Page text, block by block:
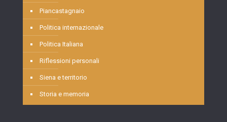
Piancastagnaio
Politica internazionale
Politica Italiana
Riflessioni personali
Siena e territorio
Storia e memoria